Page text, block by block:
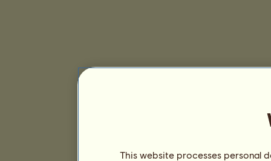
This website processes personal